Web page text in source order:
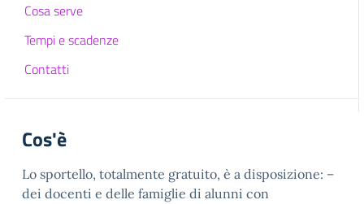
Cosa serve
Tempi e scadenze
Contatti
Cos'è
Lo sportello, totalmente gratuito, è a disposizione: –
dei docenti e delle famiglie di alunni con